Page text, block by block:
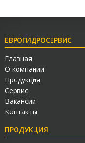
ЕВРОГИДРОСЕРВИС
Главная
О компании
Продукция
Сервис
Вакансии
Контакты
ПРОДУКЦИЯ